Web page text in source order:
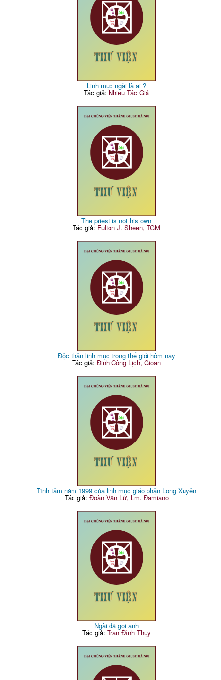
Linh mục ngài là ai ?
Tác giả:Nhiều Tác Giả
The priest is not his own
Tác giả: Fulton J. Sheen, TGM
Độc thân linh mục trong thế giới hôm nay
Tác giả:Đinh Công Lịch, Gioan
Tĩnh tâm năm 1999 của linh mục giáo phận Long Xuyên
Tác giả: Đoàn Văn Lữ, Lm. Đamiano
Ngài đã gọi anh
Tác giả: Trần Đình Thụy